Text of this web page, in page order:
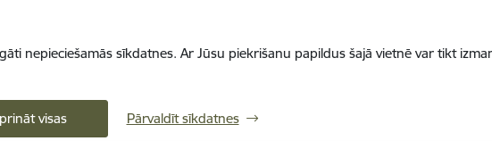
nepieciešamās sīkdatnes. Ar Jūsu piekrišanu papildus šajā vietnē var tikt
visas Pārvaldīt sīkdatnes